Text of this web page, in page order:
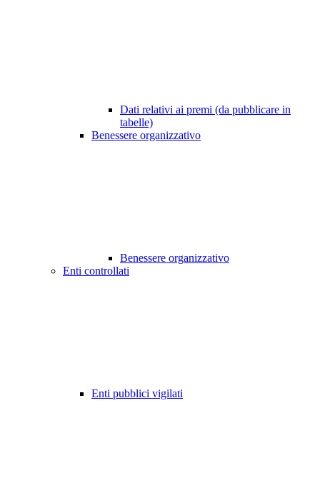
Dati relativi ai premi (da pubblicare in
tabelle)
Benessere organizzativo
Benessere organizzativo
Enti controllati
Enti pubblici vigilati